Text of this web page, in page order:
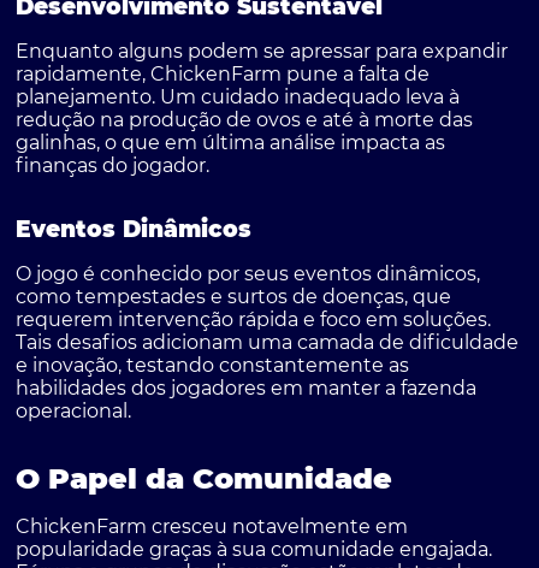
Desenvolvimento Sustentável
Enquanto alguns podem se apressar para expandir
rapidamente, ChickenFarm pune a falta de
planejamento. Um cuidado inadequado leva à
redução na produção de ovos e até à morte das
galinhas, o que em última análise impacta as
finanças do jogador.
Eventos Dinâmicos
O jogo é conhecido por seus eventos dinâmicos,
como tempestades e surtos de doenças, que
requerem intervenção rápida e foco em soluções.
Tais desafios adicionam uma camada de dificuldade
e inovação, testando constantemente as
habilidades dos jogadores em manter a fazenda
operacional.
O Papel da Comunidade
ChickenFarm cresceu notavelmente em
popularidade graças à sua comunidade engajada.